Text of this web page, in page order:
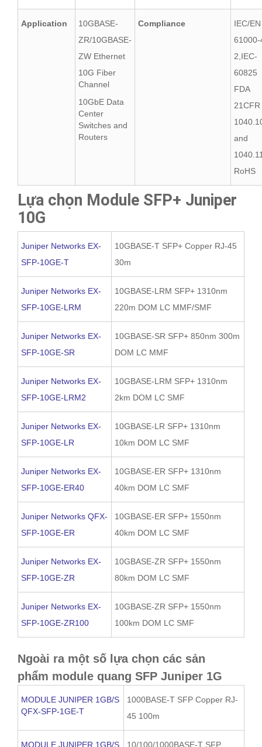
Application
10GBASE-
ZR/10GBASE-
ZW Ethernet
10G Fiber
Channel
10GbE Data
Center
Switches and
Routers
Compliance
IEC/EN
61000-
2,IEC-
60825
FDA
21CFR
and
RoHS
Lựa chọn Module SFP+ Juniper
10G
Juniper Networks EX-
SFP-10GE-T
10GBASE-T SFP+ Copper RJ-45
30m
Juniper Networks EX-
SFP-10GE-LRM
10GBASE-LRM SFP+ 1310nm
220m DOM LC MMF/SMF
Juniper Networks EX-
SFP-10GE-SR
10GBASE-SR SFP+ 850nm 300m
DOM LC MMF
Juniper Networks EX-
SFP-10GE-LRM2
10GBASE-LRM SFP+ 1310nm
2km DOM LC SMF
Juniper Networks EX-
SFP-10GE-LR
10GBASE-LR SFP+ 1310nm
10km DOM LC SMF
Juniper Networks EX-
SFP-10GE-ER40
10GBASE-ER SFP+ 1310nm
40km DOM LC SMF
Juniper Networks QFX-
SFP-10GE-ER
10GBASE-ER SFP+ 1550nm
40km DOM LC SMF
Juniper Networks EX-
SFP-10GE-ZR
10GBASE-ZR SFP+ 1550nm
80km DOM LC SMF
Juniper Networks EX-
SFP-10GE-ZR100
10GBASE-ZR SFP+ 1550nm
100km DOM LC SMF
Ngoài ra một số lựa chọn các sản
phẩm module quang SFP Juniper 1G
MODULE JUNIPER 1GB/S
QFX-SFP-1GE-T
1000BASE-T SFP Copper RJ-
45 100m
MODULE JUNIPER 1GB/S 10/100/1000BASE-T SFP